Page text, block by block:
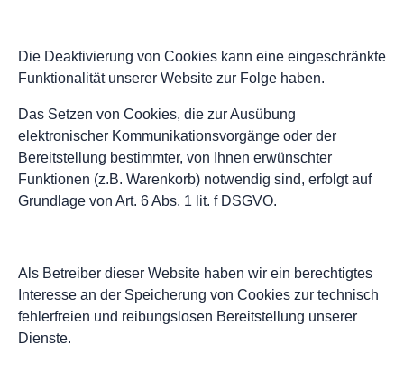
Die Deaktivierung von Cookies kann eine eingeschränkte
Funktionalität unserer Website zur Folge haben.
Das Setzen von Cookies, die zur Ausübung
elektronischer Kommunikationsvorgänge oder der
Bereitstellung bestimmter, von Ihnen erwünschter
Funktionen (z.B. Warenkorb) notwendig sind, erfolgt auf
Grundlage von Art. 6 Abs. 1 lit. f DSGVO.
Als Betreiber dieser Website haben wir ein berechtigtes
Interesse an der Speicherung von Cookies zur technisch
fehlerfreien und reibungslosen Bereitstellung unserer
Dienste.